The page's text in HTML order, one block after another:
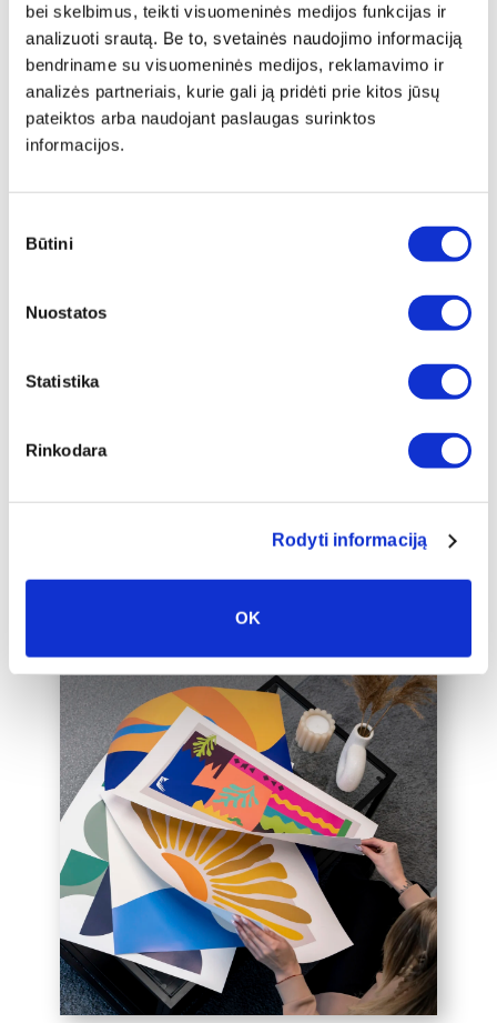
bei skelbimus, teikti visuomeninės medijos funkcijas ir
analizuoti srautą. Be to, svetainės naudojimo informaciją
bendriname su visuomeninės medijos, reklamavimo ir
analizės partneriais, kurie gali ją pridėti prie kitos jūsų
pateiktos arba naudojant paslaugas surinktos
informacijos.
pasirinkimas
Būtini
Nuostatos
Statistika
Rinkodara
Rodyti informaciją
OK
įrėminimas
interjero akcentu.
mumis el. paštu labas@drobiunamai.lt